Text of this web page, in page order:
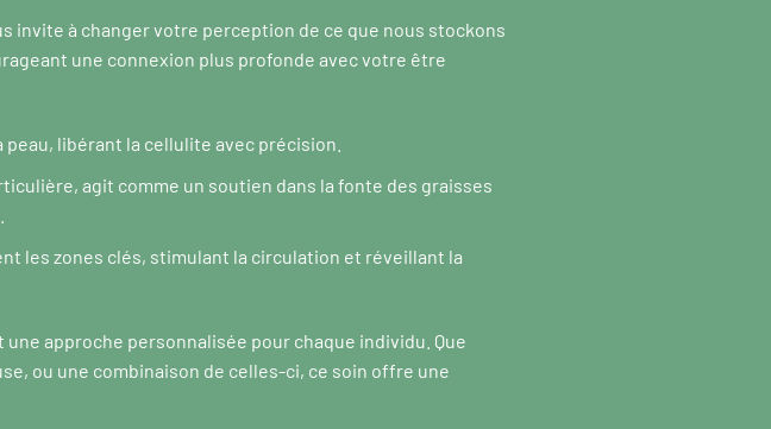
invite à changer votre perception de ce que nous stockons
une connexion plus profonde avec votre être
libérant la cellulite avec précision.
agit comme un soutien dans la fonte des graisses
les zones clés, stimulant la circulation et réveillant la
approche personnalisée pour chaque individu. Que
ou une combinaison de celles-ci, ce soin offre une